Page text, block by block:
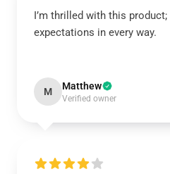
I’m thrilled with this
expectations in every way.
M Matthew
Verified owner